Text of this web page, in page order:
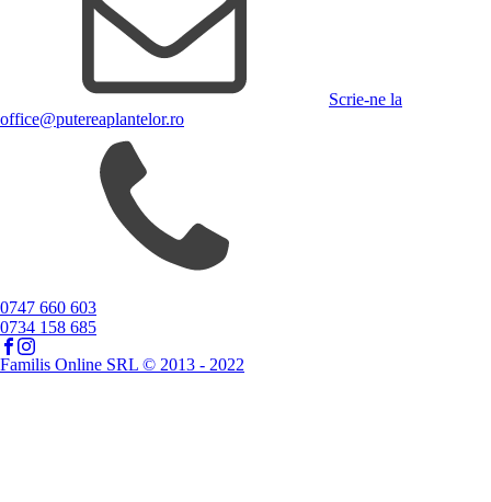
Scrie-ne la
office@putereaplantelor.ro
0747 660 603
0734 158 685
Familis Online SRL © 2013 - 2022